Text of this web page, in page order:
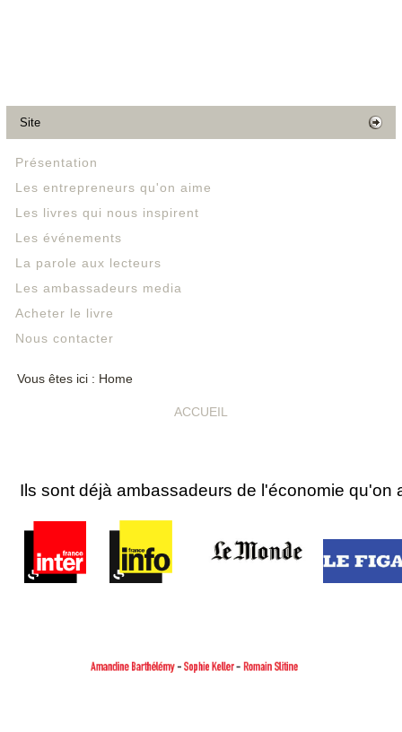
Site
Présentation
Les entrepreneurs qu'on aime
Les livres qui nous inspirent
Les événements
La parole aux lecteurs
Les ambassadeurs media
Acheter le livre
Nous contacter
Vous êtes ici : Home
ACCUEIL
Ils sont déjà ambassadeurs de l'économie qu'on